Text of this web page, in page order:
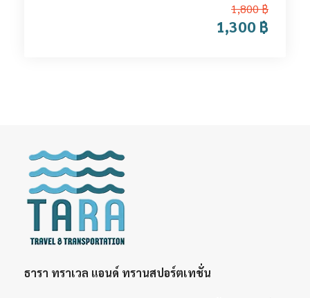
1,800 ฿
1,300 ฿
ธารา ทราเวล แอนด์ ทรานสปอร์ตเทชั่น